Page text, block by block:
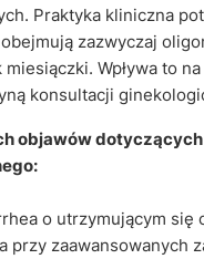
Praktyka kliniczna
zazwyczaj
miesiączki. Wpływa to
konsultacji
objawów
o utrzymującym się
przy zaawansowanych